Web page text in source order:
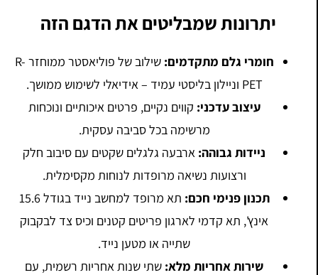
יתרונות שמבליטים את הדגם הזה
חומרי גלם מתקדמים:
שילוב של פוליאסטר ממוחזר R-
PET וניילון בליסטי עמיד – אידיאלי לשימוש ממושך.
עיצוב עדכני:קווים נקיים, פרטים איכותיים ונוכחות
מרשימה בכל סביבה עסקית.
ניידות גבוהה:ארבעה גלגלים שקטים עם סיבוב חלק
ורצועות נשיאה מרופדות לנוחות מקסימלית.
תכנון פנימי חכם:
תא מרופד למחשב נייד בגודל 15.6
אינץ', תא קדמי לארגון פריטים קטנים וכיס צד לבקבוק
שתייה או מטען נייד.
שירות אחריות מלא:שתי שנות אחריות רשמית, עם